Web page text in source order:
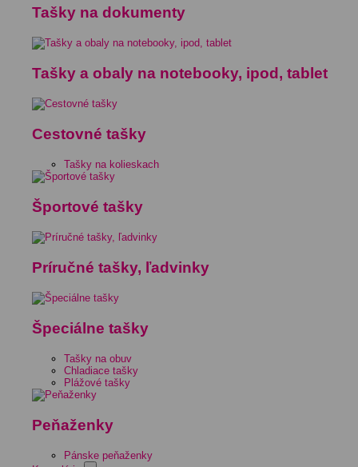
Tašky na dokumenty
Tašky a obaly na notebooky, ipod, tablet
Cestovné tašky
Tašky na kolieskach
Športové tašky
Príručné tašky, ľadvinky
Špeciálne tašky
Tašky na obuv
Chladiace tašky
Plážové tašky
Peňaženky
Pánske peňaženky